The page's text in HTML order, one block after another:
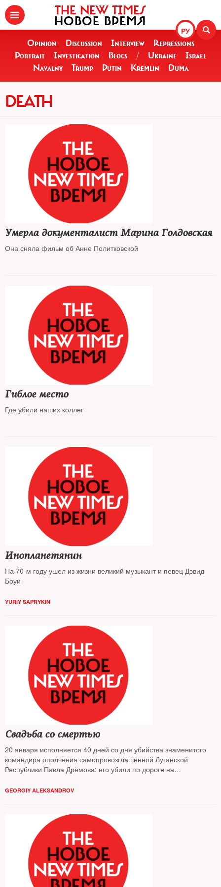
РУ
THE NEW TIMES
НОВОЕ ВРЕМЯ
Opinion Discussion Interview
Repressions
Portrait
Investigation Blogs / Ukraine
Israel
Navalny
Trump Putin Kremlin Duma
DEATH
Умерла документалист Марина Голдовская
Она сняла фильм об Анне Политковской
Гиблое место
Где убили наших коллег
Инопланетянин
На 70-м году ушел из жизни великий музыкант и певец Дэвид
Боуи
YURIY SAPRYKIN
Свадьба со смертью
20 января исполняется 40 дней со дня убийства знаменитого
командира ополчения самопровозглашенной Луганской
Республики Павла Дрёмова: его убили по дороге на
GEORGIY ALEKSANDROV